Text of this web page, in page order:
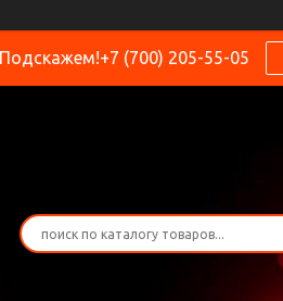
(700) 205-55-05